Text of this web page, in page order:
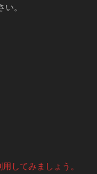
。
してみましょう。